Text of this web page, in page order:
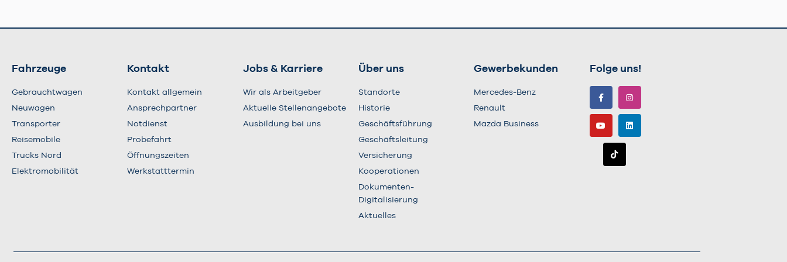
Fahrzeuge
Gebrauchtwagen
Neuwagen
Transporter
Reisemobile
Trucks Nord
Elektromobilität
Kontakt
Kontakt allgemein
Ansprechpartner
Notdienst
Probefahrt
Öffnungszeiten
Werkstatttermin
Jobs & Karriere
Wir als Arbeitgeber
Aktuelle Stellenangebote
Ausbildung bei uns
Über uns
Standorte
Historie
Geschäftsführung
Geschäftsleitung
Versicherung
Kooperationen
Dokumenten-
Digitalisierung
Aktuelles
Gewerbekunden
Mercedes-Benz
Renault
Mazda Business
Folge uns!